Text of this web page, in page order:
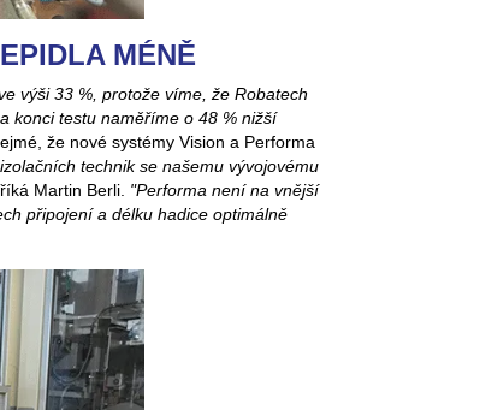
MÉNĚ
výši 33 %, protože víme, že Robatech
konci testu naměříme o 48 % nižší
že nové systémy Vision a Performa
technik se našemu vývojovému
říká Martin Berli. "Performa není na vnější
připojení a délku hadice optimálně